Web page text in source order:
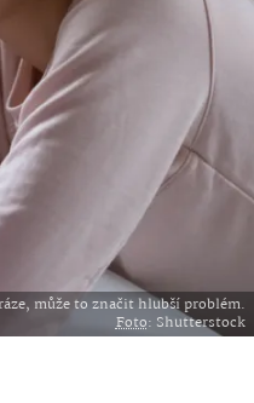
může to značit hlubší problém.
Foto: Shutterstock